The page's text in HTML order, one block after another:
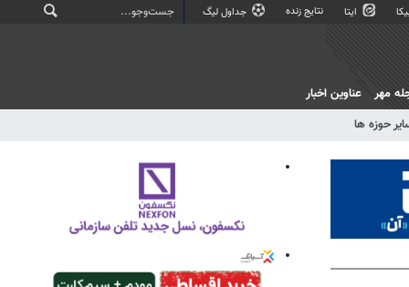
ایتا نتایج زنده جداول لیگ
حوزه ها
مهر عناوین اخبار